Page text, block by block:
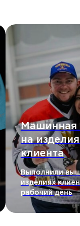
Машинная
на
клиента
Выполнили
изделиях
рабочий день